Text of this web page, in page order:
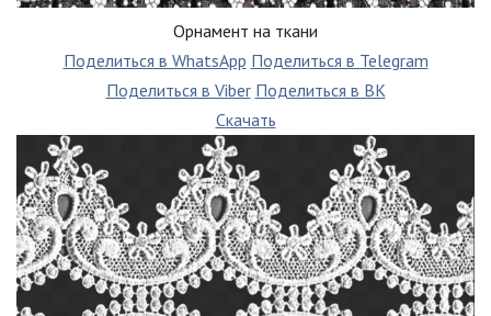
Орнамент на ткани
Поделиться в WhatsApp Поделиться в Telegram
Поделиться в Viber Поделиться в ВК
Скачать